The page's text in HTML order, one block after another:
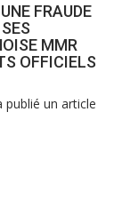
FRAUDE
MMR
OFFICIELS
publié un article